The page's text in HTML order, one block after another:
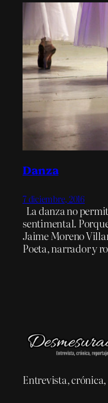
Danza
7 diciembre, 2016
La danza no
sentimental.
Jaime Moreno
Poeta, narrador y
Entrevista,